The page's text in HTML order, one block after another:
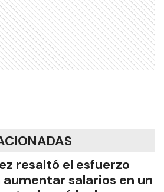
resaltó el esfuerzo
aumentar salarios en un